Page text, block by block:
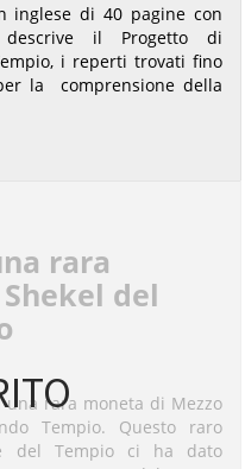
inglese di 40 pagine con
il Progetto di
i reperti trovati fino
la comprensione della
rara
del
rara moneta di Mezzo
Tempio. Questo raro
del Tempio ci ha dato